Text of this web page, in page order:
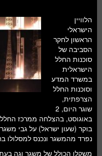
חלל ומדעי כדור הארץ
עתידנות
סקירות ספרים
טעימות מדע
הלוויין
הישראלי
הראשון לחקר
הסביבה של
סוכנות החלל
הישראלית
במשרד המדע
וסוכנות החלל
הצרפתית,
שוגר היום, 2
בוקר (שעון ישראל) על גבי
נפרד מהמשגר ונכנס למסלולו בחלל